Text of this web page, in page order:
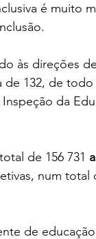
é muito
às direções de
de 132, de
da
de 156 731
num total
de